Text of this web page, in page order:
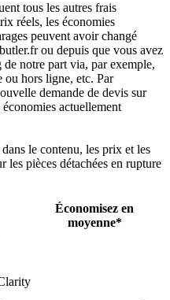
tous les autres frais
réels, les économies
peuvent avoir changé
ou depuis que vous avez
notre part via, par exemple,
ou hors ligne, etc. Par
demande de devis sur
actuellement
le contenu, les prix et les
pièces détachées en rupture
Économisez en
moyenne*